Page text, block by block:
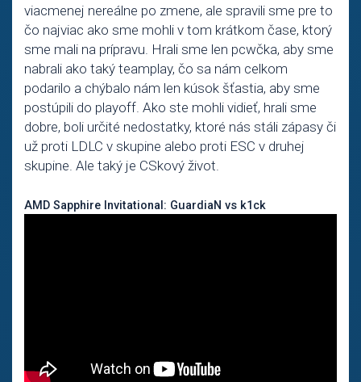
viacmenej nereálne po zmene, ale spravili sme pre to
čo najviac ako sme mohli v tom krátkom čase, ktorý
sme mali na prípravu. Hrali sme len pcwčka, aby sme
nabrali ako taký teamplay, čo sa nám celkom
podarilo a chýbalo nám len kúsok šťastia, aby sme
postúpili do playoff. Ako ste mohli vidieť, hrali sme
dobre, boli určité nedostatky, ktoré nás stáli zápasy či
už proti LDLC v skupine alebo proti ESC v druhej
skupine. Ale taký je CSkový život.
AMD Sapphire Invitational: GuardiaN vs k1ck